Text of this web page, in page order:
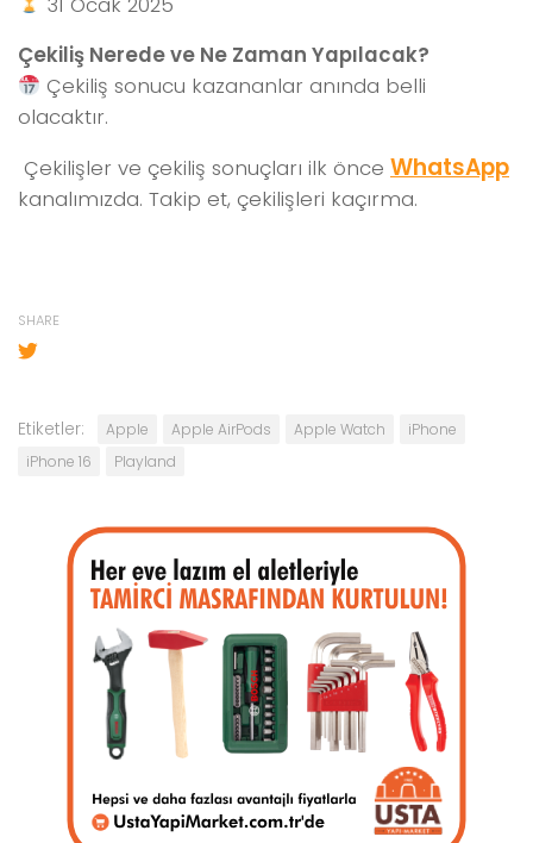
Çekiliş Nerede ve Ne Zaman Yapılacak?
Çekiliş sonucu kazananlar anında belli
olacaktır.
Çekilişler ve çekiliş sonuçları ilk önce WhatsApp
kanalımızda. Takip et, çekilişleri kaçırma.
SHARE
Etiketler: Apple Apple AirPods Apple Watch
iPhone
iPhone 16
Playland